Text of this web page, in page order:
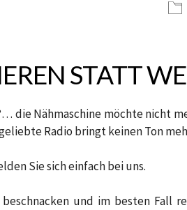
STATT
die Nähmaschine möchte nicht
Radio bringt keinen Ton
Sie sich einfach bei uns.
beschnacken und im besten Fall